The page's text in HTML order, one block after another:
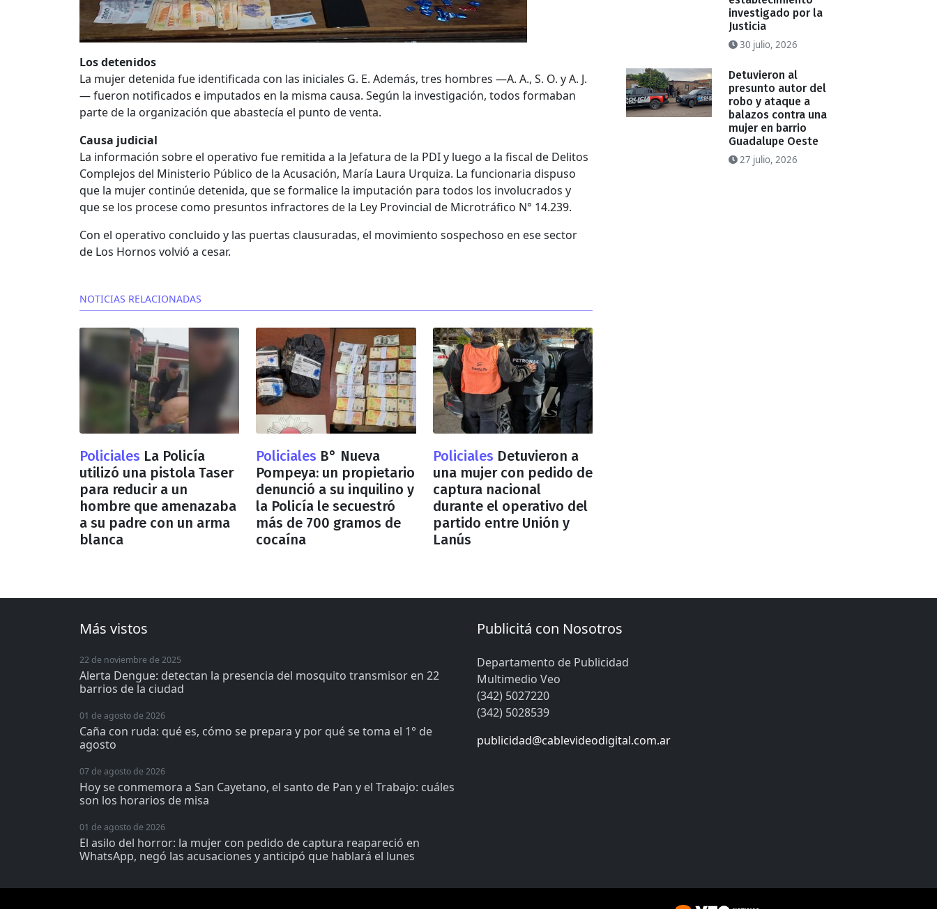
Los detenidos
La mujer detenida fue identificada con las iniciales G. E. Además, tres hombres —A. A., S. O. y A. J.
— fueron notificados e imputados en la misma causa. Según la investigación, todos formaban
parte de la organización que abastecía el punto de venta.
Causa judicial
La información sobre el operativo fue remitida a la Jefatura de la PDI y luego a la fiscal de Delitos
Complejos del Ministerio Público de la Acusación, María Laura Urquiza. La funcionaria dispuso
que la mujer continúe detenida, que se formalice la imputación para todos los involucrados y
que se los procese como presuntos infractores de la Ley Provincial de Microtráfico N° 14.239.
Con el operativo concluido y las puertas clausuradas, el movimiento sospechoso en ese sector
de Los Hornos volvió a cesar.
NOTICIAS RELACIONADAS
Policiales La Policía
utilizó una pistola Taser
para reducir a un
hombre que amenazaba
a su padre con un arma
blanca
Policiales B° Nueva
Pompeya: un propietario
denunció a su inquilino y
la Policía le secuestró
más de 700 gramos de
cocaína
Policiales Detuvieron a
una mujer con pedido de
captura nacional
durante el operativo del
partido entre Unión y
Lanús
investigado por la
Justicia
30 julio, 2026
Detuvieron al
presunto autor del
robo y ataque a
balazos contra una
mujer en barrio
Guadalupe Oeste
27 julio, 2026
Más vistos
22 de noviembre de 2025
Alerta Dengue: detectan la presencia del mosquito transmisor en 22
barrios de la ciudad
01 de agosto de 2026
Caña con ruda: qué es, cómo se prepara y por qué se toma el 1° de
agosto
07 de agosto de 2026
Hoy se conmemora a San Cayetano, el santo de Pan y el Trabajo: cuáles
son los horarios de misa
01 de agosto de 2026
El asilo del horror: la mujer con pedido de captura reapareció en
WhatsApp, negó las acusaciones y anticipó que hablará el lunes
Publicitá con Nosotros
Departamento de Publicidad
Multimedio Veo
(342) 5027220
(342) 5028539
publicidad@cablevideodigital.com.ar